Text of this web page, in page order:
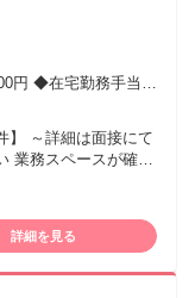
手当
の間でシフト制：
】 ～詳細は面接にて
機器 携帯/タ
の目安：
コピーや貼り付けが
詳細を見る